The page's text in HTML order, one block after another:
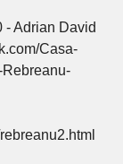
- Adrian David
Casa-